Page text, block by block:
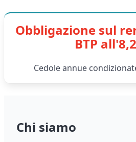
Obbligazione sul
BTP
Cedole annue
Chi siamo